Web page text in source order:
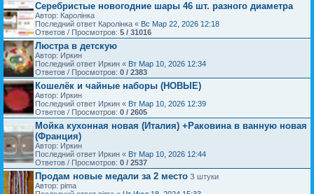
Серебристые новогодние шары 46 шт. разного диаметра
Автор: Каролiнка
Последний ответ Каролiнка « Вс Мар 22, 2026 12:18
Ответов / Просмотров: 5 / 31016
Люстра в детскую
Автор: Иркин
Последний ответ Иркин « Вт Мар 10, 2026 12:34
Ответов / Просмотров: 0 / 2383
Кошелёк и чайные наборы (НОВЫЕ)
Автор: Иркин
Последний ответ Иркин « Вт Мар 10, 2026 12:39
Ответов / Просмотров: 0 / 2605
Мойка кухонная новая (Италия) +Раковина в ванную новая
(Франция)
Автор: Иркин
Последний ответ Иркин « Вт Мар 10, 2026 12:44
Ответов / Просмотров: 0 / 2537
Продам новые медали за 2 место З штуки
Автор: pima